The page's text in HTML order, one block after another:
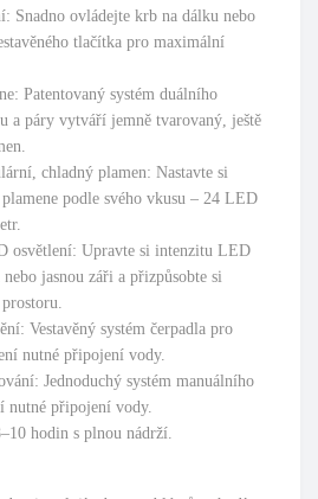
Snadno ovládejte krb na dálku nebo
tlačítka pro maximální
Patentovaný systém duálního
a páry vytváří jemně tvarovaný, ještě
chladný plamen: Nastavte si
podle svého vkusu – 24 LED
osvětlení: Upravte si intenzitu LED
jasnou záři a přizpůsobte si
Vestavěný systém čerpadla pro
nutné připojení vody.
Jednoduchý systém manuálního
nutné připojení vody.
hodin s plnou nádrží.